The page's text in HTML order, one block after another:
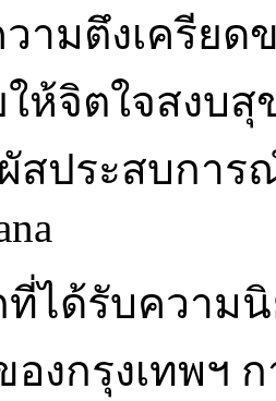
ามตึงเครียด
ห้จิตใจสงบ
สประสบการ
ที่ได้รับความ
งกรุงเทพฯ